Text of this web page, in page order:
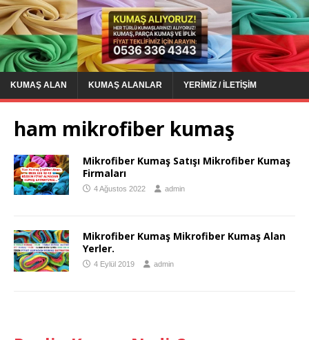
KUMAŞ ALAN KUMAŞ ALANLAR YERIMIZ / İLETIŞIM
ham mikrofiber kumaş
Mikrofiber Kumaş Satışı Mikrofiber Kumaş
Firmaları
4 Ağustos 2022 admin
Mikrofiber Kumaş Mikrofiber Kumaş Alan
Yerler.
4 Eylül 2019 admin